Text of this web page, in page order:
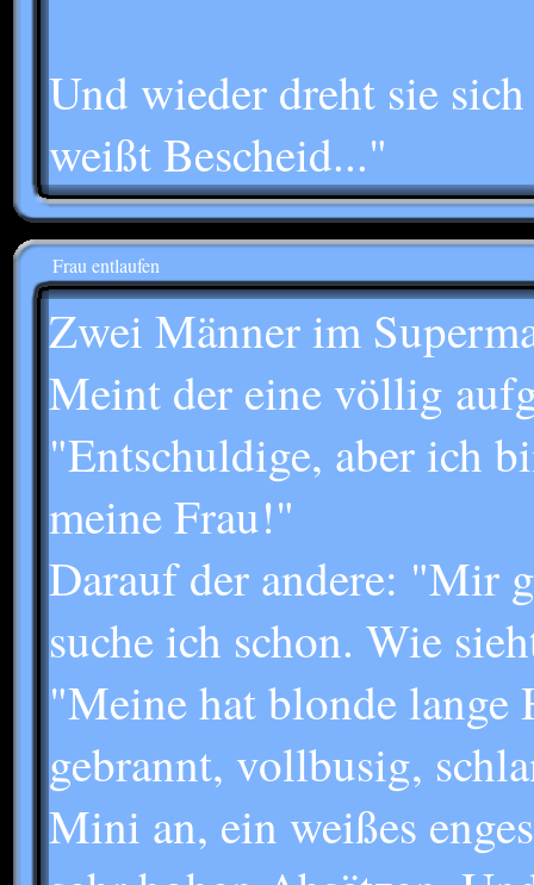
Und wieder dreht sie
weißt Bescheid..."
Frau entlaufen
Zwei Männer im
Meint der eine völlig
"Entschuldige, aber ich
meine Frau!"
Darauf der andere: "Mir
suche ich schon. Wie
"Meine hat blonde lange
gebrannt, vollbusig,
Mini an, ein weißes